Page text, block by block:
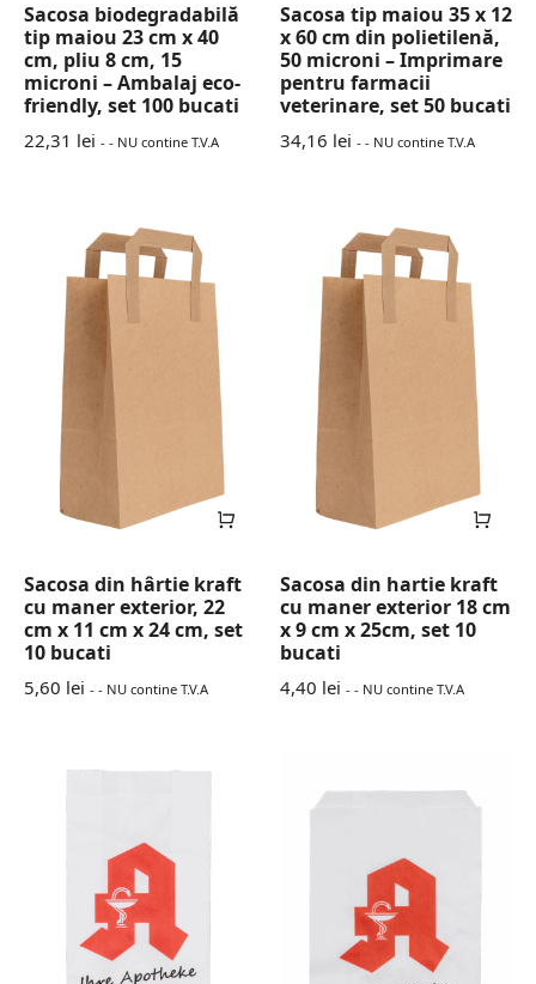
Sacosa biodegradabilă
tip maiou 23 cm x 40
cm, pliu 8 cm, 15
microni – Ambalaj eco-
friendly, set 100 bucati
22,31 lei - - NU contine T.V.A
Sacosa tip maiou 35 x 12
x 60 cm din polietilenă,
50 microni – Imprimare
pentru farmacii
veterinare, set 50 bucati
34,16 lei - - NU contine T.V.A
Sacosa din hârtie kraft
cu maner exterior, 22
cm x 11 cm x 24 cm, set
10 bucati
5,60 lei - - NU contine T.V.A
Sacosa din hartie kraft
cu maner exterior 18 cm
x 9 cm x 25cm, set 10
bucati
4,40 lei - - NU contine T.V.A